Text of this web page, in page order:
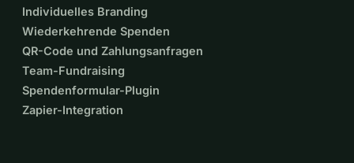
Individuelles Branding
Wiederkehrende Spenden
QR-Code und Zahlungsanfragen
Team-Fundraising
Spendenformular-Plugin
Zapier-Integration